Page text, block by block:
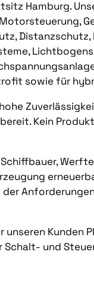
Hamburg.
sowie für
Kein
Kunden
und